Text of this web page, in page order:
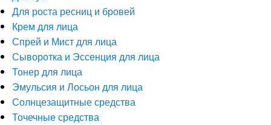
Для роста ресниц и бровей
Крем для лица
Спрей и Мист для лица
Сыворотка и Эссенция для лица
Тонер для лица
Эмульсия и Лосьон для лица
Солнцезащитные средства
Точечные средства